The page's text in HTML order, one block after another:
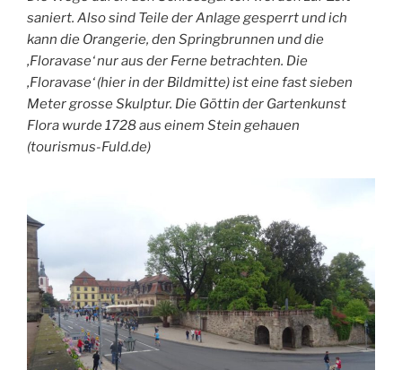
saniert. Also sind Teile der Anlage gesperrt und ich
kann die Orangerie, den Springbrunnen und die
‚Floravase‘ nur aus der Ferne betrachten. Die
‚Floravase‘ (hier in der Bildmitte) ist eine fast sieben
Meter grosse Skulptur. Die Göttin der Gartenkunst
Flora wurde 1728 aus einem Stein gehauen
(tourismus-Fuld.de)